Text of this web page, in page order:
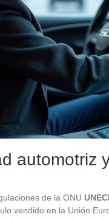
automotriz
de la ONU
vendido en la Unión